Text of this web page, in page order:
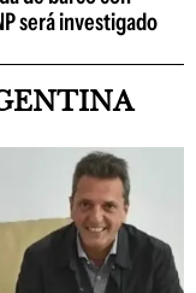
será investigado